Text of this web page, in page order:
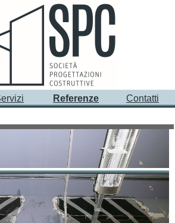
Referenze Contatti
- Restauri e ristrutturazioni